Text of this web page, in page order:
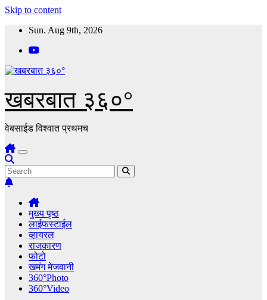
Skip to content
Sun. Aug 9th, 2026
खबरबात ३६०°
वेबसाईड विश्वात प्रथमच
मुख्य पृष्ठ
लाईफस्टाईल
व्हायरल
राजकारण
फोटो
खमंग मेजवानी
360°Photo
360°Video